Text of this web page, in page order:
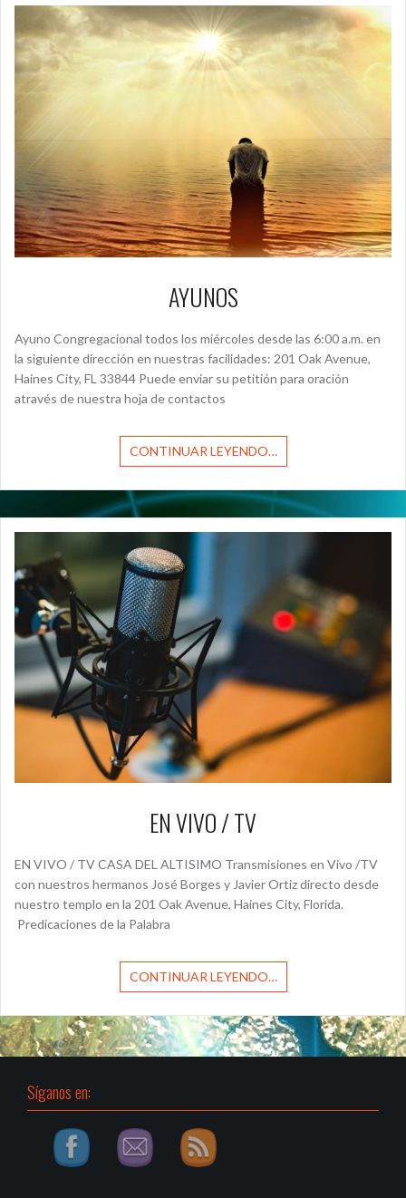
AYUNOS
Ayuno Congregacional todos los miércoles desde las 6:00 a.m. en
la siguiente dirección en nuestras facilidades: 201 Oak Avenue,
Haines City, FL 33844 Puede enviar su petitión para oración
através de nuestra hoja de contactos
CONTINUAR LEYENDO…
EN VIVO / TV
EN VIVO / TV CASA DEL ALTISIMO Transmisiones en Vivo /TV
con nuestros hermanos José Borges y Javier Ortiz directo desde
nuestro templo en la 201 Oak Avenue, Haines City, Florida.
Predicaciones de la Palabra
CONTINUAR LEYENDO…
Síganos en: